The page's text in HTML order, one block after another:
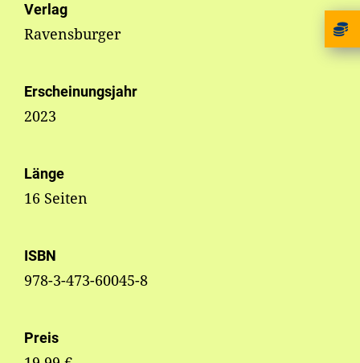
Verlag
Ravensburger
Erscheinungsjahr
2023
Länge
16 Seiten
ISBN
978-3-473-60045-8
Preis